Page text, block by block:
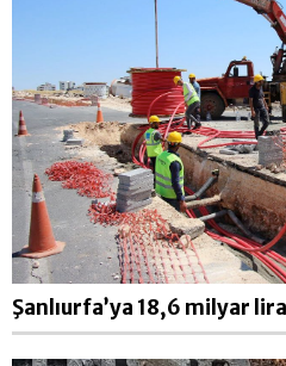
Şanlıurfa’ya 18,6 milyar